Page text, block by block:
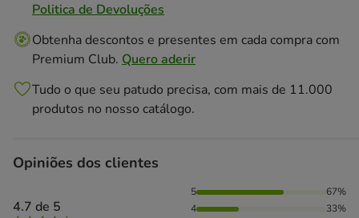
Politica de Devoluções
Obtenha descontos e presentes em cada compra com
Premium Club. Quero aderir
Tudo o que seu patudo precisa, com mais de 11.000
produtos no nosso catálogo.
Opiniões dos clientes
4.7 de 5
67% das pessoas avaliaram com 5 estrelas, 33% das
5
67%
4
33%